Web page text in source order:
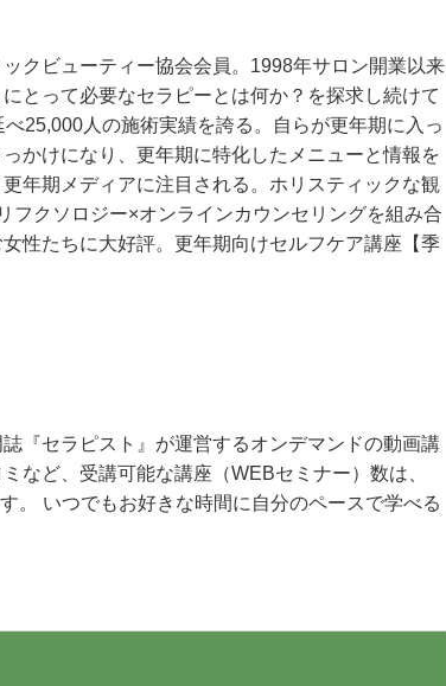
クビューティー協会会員。1998年サロン開業以来
とって必要なセラピーとは何か？を探求し続けて
25,000人の施術実績を誇る。自らが更年期に入っ
かけになり、更年期に特化したメニューと情報を
年期メディアに注目される。ホリスティックな観
フクソロジー×オンラインカウンセリングを組み合
性たちに大好評。更年期向けセルフケア講座【季
『セラピスト』が運営するオンデマンドの動画講
など、受講可能な講座（WEBセミナー）数は、
いつでもお好きな時間に自分のペースで学べる